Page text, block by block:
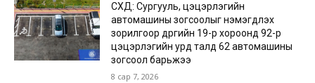
СХД: Сургууль, цэцэрлэгийн
автомашины зогсоолыг нэмэгдүүлэх
зорилгоор дүүргийн 19-р хороонд 92-р
цэцэрлэгийн урд талд 62 автомашины
зогсоол барьжээ
8 сар 7, 2026